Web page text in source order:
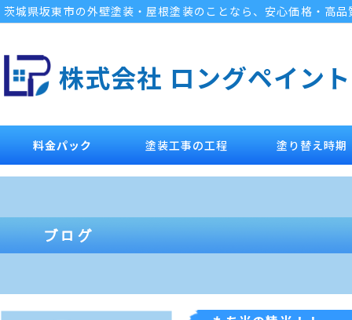
茨城県坂東市の外壁塗装・屋根塗装のことなら、安心価格・高
株式会社 ロングペイント
料金パック 塗装工事の工程 塗り替え時期